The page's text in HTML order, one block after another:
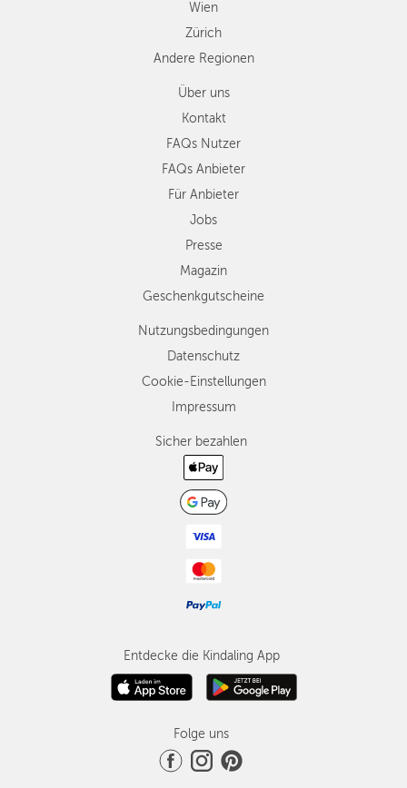
Wien
Zürich
Andere Regionen
Über uns
Kontakt
FAQs Nutzer
FAQs Anbieter
Für Anbieter
Jobs
Presse
Magazin
Geschenkgutscheine
Nutzungsbedingungen
Datenschutz
Cookie-Einstellungen
Impressum
Sicher bezahlen
Entdecke die Kindaling App
Folge uns